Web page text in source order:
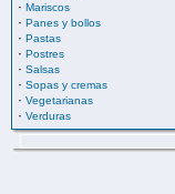
· Mariscos
· Panes y bollos
· Pastas
· Postres
· Salsas
· Sopas y cremas
· Vegetarianas
· Verduras